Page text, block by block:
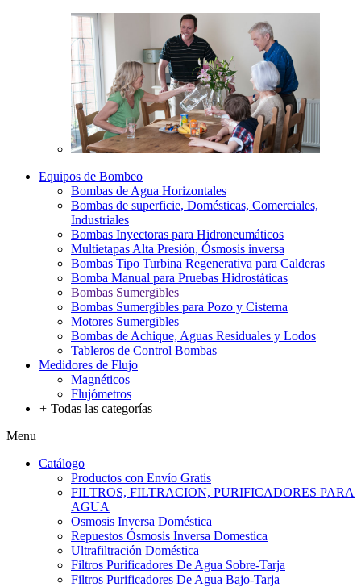
Equipos de Bombeo
Bombas de Agua Horizontales
Bombas de superficie, Domésticas, Comerciales,
Industriales
Bombas Inyectoras para Hidroneumáticos
Multietapas Alta Presión, Ósmosis inversa
Bombas Tipo Turbina Regenerativa para Calderas
Bomba Manual para Pruebas Hidrostáticas
Bombas Sumergibles
Bombas Sumergibles para Pozo y Cisterna
Motores Sumergibles
Bombas de Achique, Aguas Residuales y Lodos
Tableros de Control Bombas
Medidores de Flujo
Magnéticos
Flujómetros
+ Todas las categorías
Menu
Catálogo
Productos con Envío Gratis
FILTROS, FILTRACION, PURIFICADORES PARA
AGUA
Osmosis Inversa Doméstica
Repuestos Ósmosis Inversa Domestica
Ultrafiltración Doméstica
Filtros Purificadores De Agua Sobre-Tarja
Filtros Purificadores De Agua Bajo-Tarja